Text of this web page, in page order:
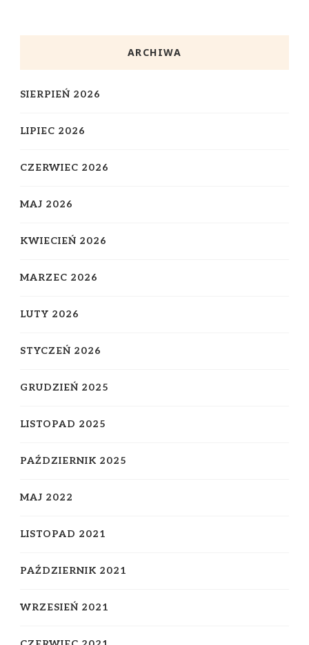
ARCHIWA
SIERPIEŃ 2026
LIPIEC 2026
CZERWIEC 2026
MAJ 2026
KWIECIEŃ 2026
MARZEC 2026
LUTY 2026
STYCZEŃ 2026
GRUDZIEŃ 2025
LISTOPAD 2025
PAŹDZIERNIK 2025
MAJ 2022
LISTOPAD 2021
PAŹDZIERNIK 2021
WRZESIEŃ 2021